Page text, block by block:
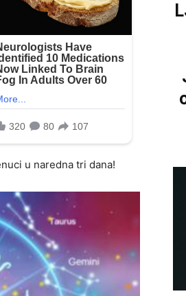
u naredna tri dana!